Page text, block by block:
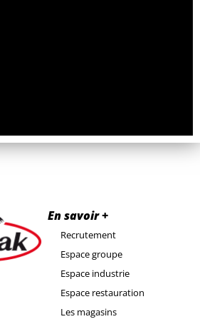
En savoir +
Recrutement
Espace groupe
Espace industrie
Espace restauration
Les magasins